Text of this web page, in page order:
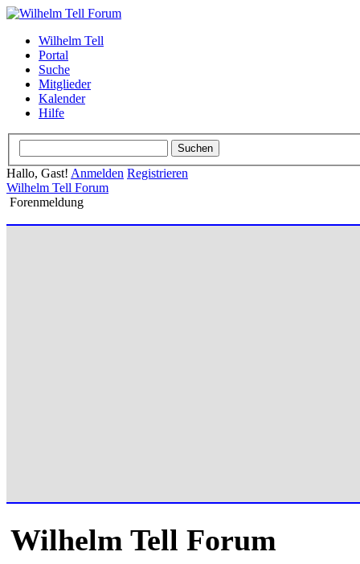
Wilhelm Tell
Portal
Suche
Mitglieder
Kalender
Hilfe
Hallo, Gast! Anmelden Registrieren
Wilhelm Tell Forum
Forenmeldung
Wilhelm Tell Forum